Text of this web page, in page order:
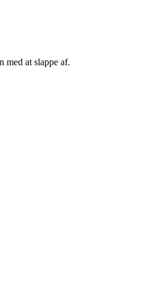
med at slappe af.